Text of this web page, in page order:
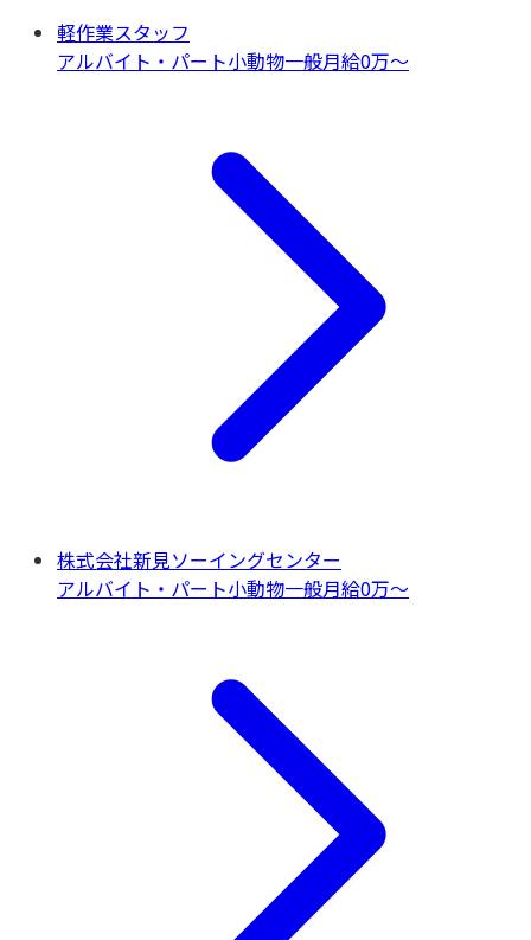
軽作業スタッフ
アルバイト・パート小動物一般月給0万〜
株式会社新見ソーイングセンター
アルバイト・パート小動物一般月給0万〜